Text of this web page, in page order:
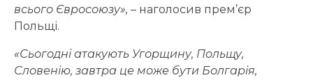
всього Євросоюзу», – наголосив прем’єр
Польщі.
«Сьогодні атакують Угорщину, Польщу,
Словенію, завтра це може бути Болгарія,